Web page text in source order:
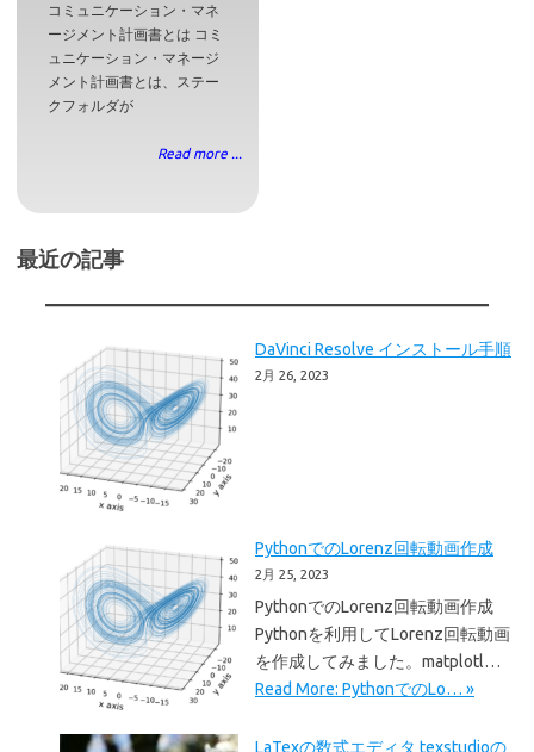
コミュニケーション・マネ
ージメント計画書とは コミ
ュニケーション・マネージ
メント計画書とは、ステー
クフォルダが
Read more ...
最近の記事
DaVinci Resolve インストール手順
2月 26, 2023
PythonでのLorenz回転動画作成
2月 25, 2023
PythonでのLorenz回転動画作成
Pythonを利用してLorenz回転動画
を作成してみました。matplotl…
Read More: PythonでのLo… »
LaTexの数式エディタ texstudioの